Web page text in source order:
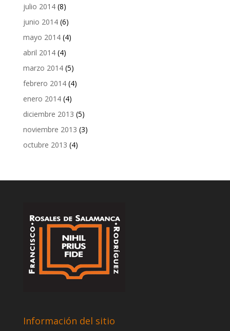
julio 2014(8)
junio 2014(6)
mayo 2014(4)
abril 2014(4)
marzo 2014(5)
febrero 2014(4)
enero 2014(4)
diciembre 2013 (5)
noviembre 2013 (3)
octubre 2013 (4)
Información del sitio